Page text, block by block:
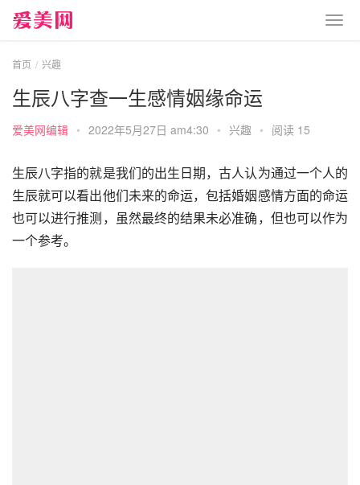
首页 兴趣
生辰八字查一生感情姻缘命运
爱美网编辑 • 2022年5月27日 am4:30 • 兴趣 • 阅读 15
生辰八字指的就是我们的出生日期，古人认为通过一个人的
生辰就可以看出他们未来的命运，包括婚姻感情方面的命运
也可以进行推测，虽然最终的结果未必准确，但也可以作为
一个参考。